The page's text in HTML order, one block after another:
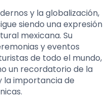
y la globalización,
siendo una expresión
mexicana. Su
y eventos
de todo el mundo,
un recordatorio de la
la importancia de